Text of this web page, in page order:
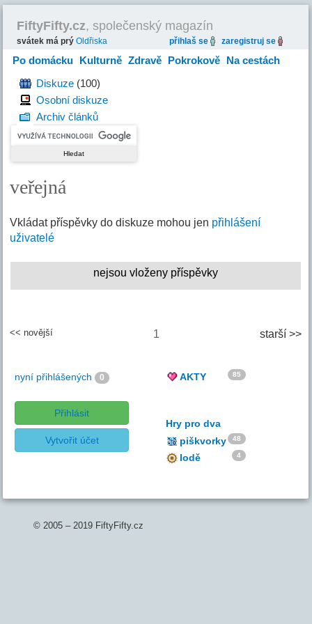
FiftyFifty.cz, společenský magazín
svátek má prýOldřiska přihlaš se zaregistruj se
Po domácku Kulturně Zdravě Pokrokově Na cestách
HravěDiskuze (100)
Osobní diskuze
Archiv článků
veřejná
Vkládat příspěvky do diskuze mohou jen přihlášení
uživatelé
nejsou vloženy příspěvky
starší >>
<< novější 1
nyní přihlášených 0
Přihlásit
Vytvořit účet
AKTY 85
Hry pro dva
piškvorky
48
lodě 4
© 2005 – 2019 FiftyFifty.cz